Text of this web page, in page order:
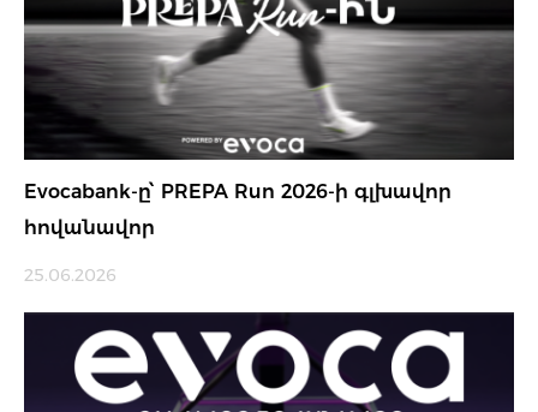
Evocabank-ը՝ PREPA Run 2026-ի գլխավոր
հովանավոր
25.06.2026